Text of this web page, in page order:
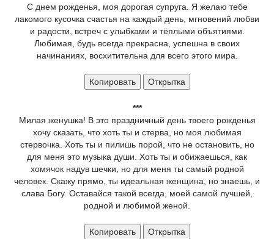
С днем рожденья, моя дорогая супруга. Я желаю тебе
лакомого кусочка счастья на каждый день, мгновений любви
и радости, встреч с улыбками и тёплыми объятиями.
Любимая, будь всегда прекрасна, успешна в своих
начинаниях, восхитительна для всего этого мира.
Копировать Открытка
***
Милая женушка! В это праздничный день твоего рожденья
хочу сказать, что хоть ты и стерва, но моя любимая
стервочка. Хоть ты и пилишь порой, что не остановить, но
для меня это музыка души. Хоть ты и обижаешься, как
хомячок надув шечки, но для меня ты самый родной
человек. Скажу прямо, ты идеальная женщина, но знаешь, и
слава Богу. Оставайся такой всегда, моей самой лучшей,
родной и любимой женой.
Копировать Открытка